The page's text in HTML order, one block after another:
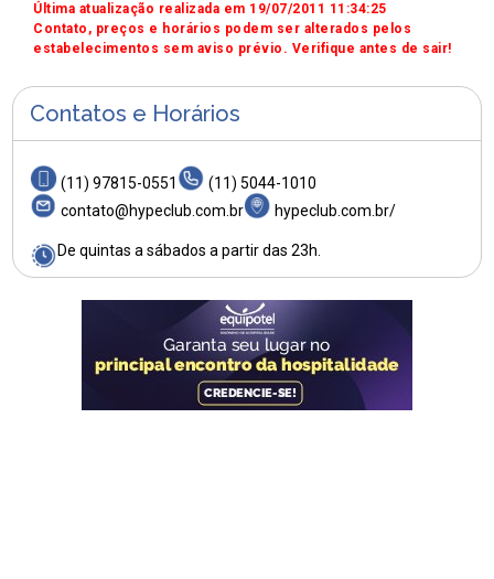
Última atualização realizada em 19/07/2011 11:34:25
Contato, preços e horários podem ser alterados pelos
estabelecimentos sem aviso prévio. Verifique antes de sair!
Contatos e Horários
(11) 97815-0551
(11) 5044-1010
contato@hypeclub.com.br
hypeclub.com.br/
De quintas a sábados a partir das 23h.